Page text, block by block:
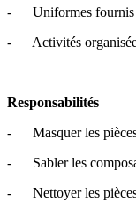
- Uniformes fournis
- Activités
Responsabilités
- Masquer les pièces
- Sabler les
- Nettoyer les pièces